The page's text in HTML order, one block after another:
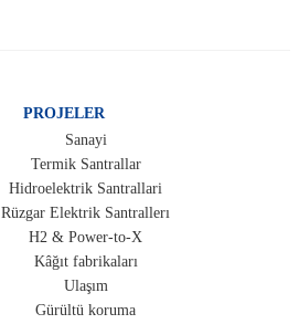
PROJELER
Sanayi
Termik Santrallar
Hidroelektrik Santrallari
Rüzgar Elektrik Santrallerı
H2 & Power-to-X
Kâğıt fabrikaları
Ulaşım
Gürültü koruma